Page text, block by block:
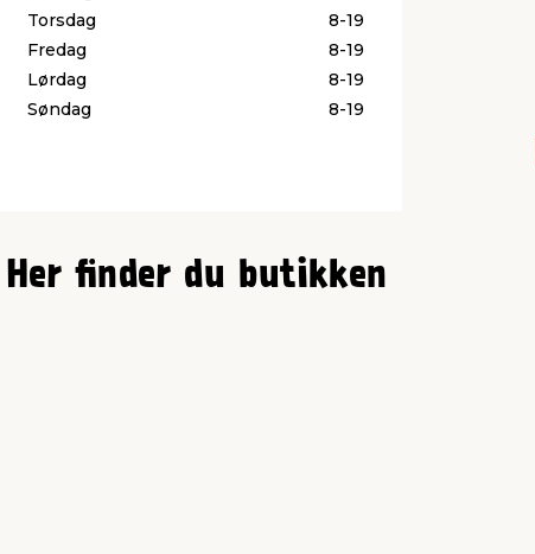
Torsdag
8-19
Fredag
8-19
Lørdag
8-19
Søndag
8-19
Her finder du butikken